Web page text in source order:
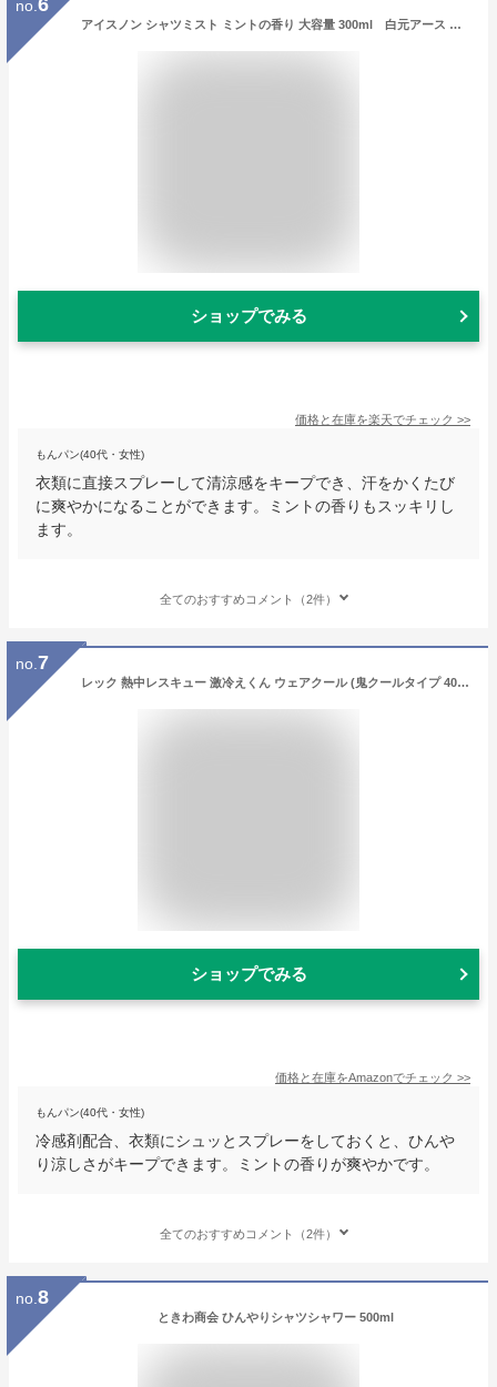
no.
アイスノン シャツミスト ミントの香り 大容量 300ml 白元アース 衣類にスプレー クール 消臭 服の上から 汗対策 冷涼感 冷感スプレー
ショップでみる
価格と在庫を楽天でチェック >>
もんパン(40代・女性)
衣類に直接スプレーして清涼感をキープでき、汗をかくたび
に爽やかになることができます。ミントの香りもスッキリし
ます。
全てのおすすめコメント（2件）
no. 7
レック 熱中レスキュー 激冷えくん ウェアクール (鬼クールタイプ 400ml)/ 冷却スプレー/ひんやり冷感/長持ち /
ショップでみる
価格と在庫をAmazonでチェック >>
もんパン(40代・女性)
冷感剤配合、衣類にシュッとスプレーをしておくと、ひんや
り涼しさがキープできます。ミントの香りが爽やかです。
全てのおすすめコメント（2件）
no. 8
ときわ商会 ひんやりシャツシャワー 500ml